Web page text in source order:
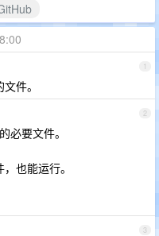
1
件。
2
必要文件。
也能运行。
3